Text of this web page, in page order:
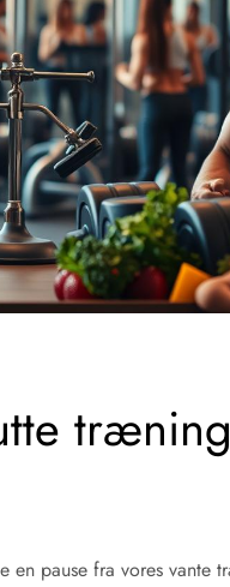
pause fra vores vante